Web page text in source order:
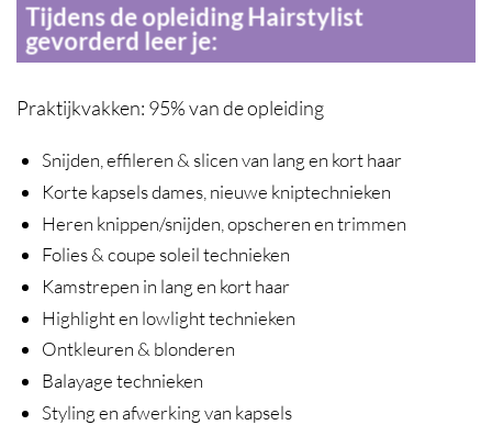
Tijdens de opleiding Hairstylist
gevorderd leer je:
Praktijkvakken: 95% van de opleiding
Snijden, effileren & slicen van lang en kort haar
Korte kapsels dames, nieuwe kniptechnieken
Heren knippen/snijden, opscheren en trimmen
Folies & coupe soleil technieken
Kamstrepen in lang en kort haar
Highlight en lowlight technieken
Ontkleuren & blonderen
Balayage technieken
Styling en afwerking van kapsels